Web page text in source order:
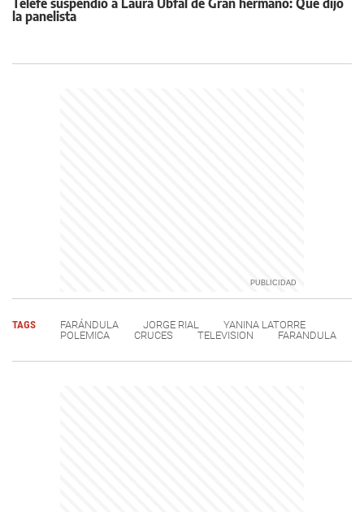
Telefé suspendió a Laura Ubfal de Gran hermano: Qué dijo
la panelista
TAGS FARÁNDULA JORGE RIAL
YANINA LATORRE
POLEMICA
CRUCES TELEVISION FARANDULA